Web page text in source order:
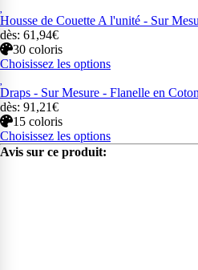
Housse de Couette A l'unité - Sur
dès: 61,94€
30 coloris
Choisissez les options
Draps - Sur Mesure - Flanelle en
dès: 91,21€
15 coloris
Choisissez les options
Avis sur ce produit: